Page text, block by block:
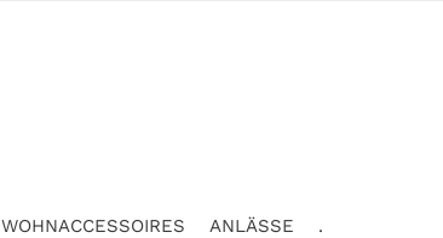
WOHNACCESSOIRES ANLÄSSE .